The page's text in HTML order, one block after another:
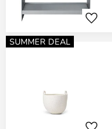
SUMMER DEAL